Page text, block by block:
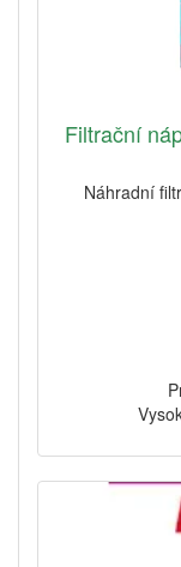
Filtrační
Náhradní